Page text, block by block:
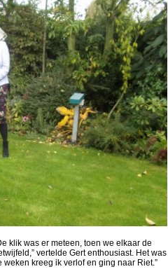
klik was er meteen, toen we elkaar de
vertelde Gert enthousiast. Het was
kreeg ik verlof en ging naar Riet.”